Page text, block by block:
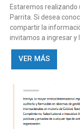
Estaremos realizando
Parrita. Si desea
compartir la
invitamos a ingresar y
VER MÁS